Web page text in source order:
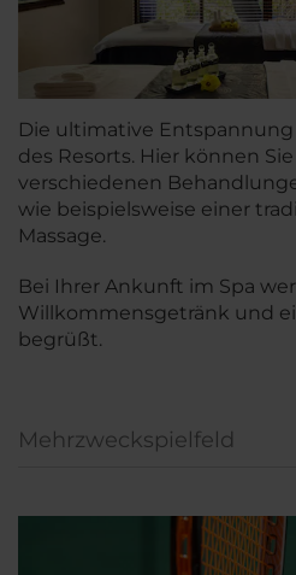
Die ultimative
des Resorts. Hier können
verschiedenen
wie beispielsweise einer
Massage.
Bei Ihrer Ankunft im Spa
Willkommensgetränk und
begrüßt.
Mehrzweckspielfeld